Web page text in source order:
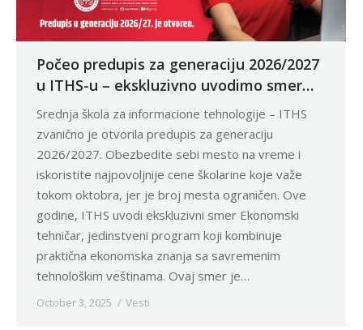
Počeo predupis za generaciju 2026/2027
u ITHS-u – ekskluzivno uvodimo smer
Ekonomski tehničar
Srednja škola za informacione tehnologije – ITHS
zvanično je otvorila predupis za generaciju
2026/2027. Obezbedite sebi mesto na vreme i
iskoristite najpovoljnije cene školarine koje važe
tokom oktobra, jer je broj mesta ograničen. Ove
godine, ITHS uvodi ekskluzivni smer Ekonomski
tehničar, jedinstveni program koji kombinuje
praktična ekonomska znanja sa savremenim
tehnološkim veštinama. Ovaj smer je…
October 3, 2025 Vesti